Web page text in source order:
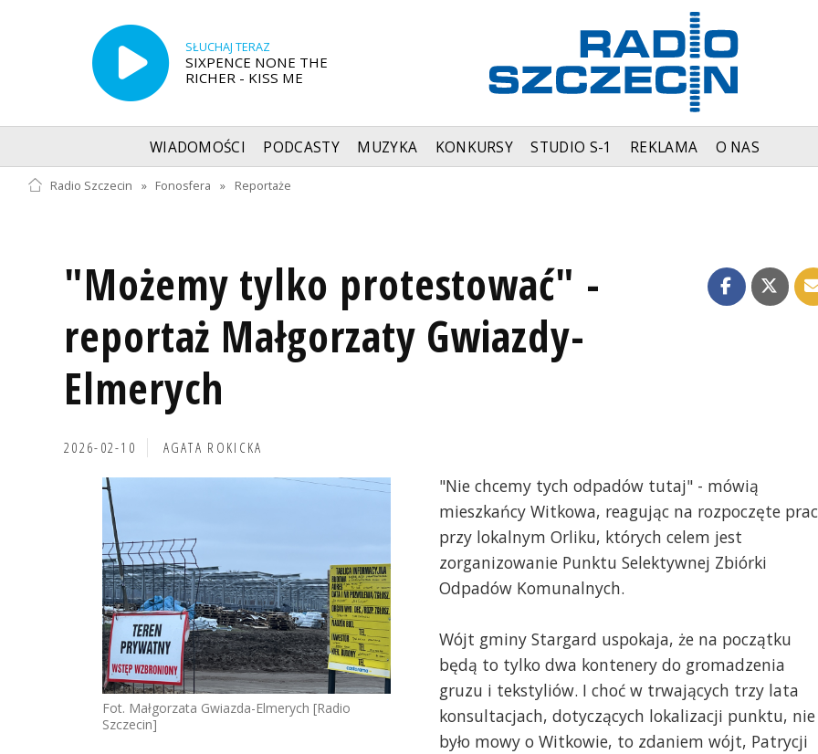
SŁUCHAJ TERAZ
SIXPENCE NONE THE
RICHER - KISS ME
WIADOMOŚCI PODCASTY MUZYKA KONKURSY STUDIO S-1 REKLAMA O NAS
Radio Szczecin » Fonosfera » Reportaże
"Możemy tylko protestować" -
reportaż Małgorzaty Gwiazdy-
Elmerych
2026-02-10 AGATA ROKICKA
Fot. Małgorzata Gwiazda-Elmerych [Radio
Szczecin]
"Nie chcemy tych odpadów tutaj" - mówią
mieszkańcy Witkowa, reagując na rozpoczęte
przy lokalnym Orliku, których celem jest
zorganizowanie Punktu Selektywnej Zbiórki
Odpadów Komunalnych.
Wójt gminy Stargard uspokaja, że na początku
będą to tylko dwa kontenery do gromadzenia
gruzu i tekstyliów. I choć w trwających trzy lata
konsultacjach, dotyczących lokalizacji punktu, nie
było mowy o Witkowie, to zdaniem wójt, Patrycji